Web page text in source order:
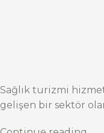
Sağlık turizmi
gelişen bir sektör